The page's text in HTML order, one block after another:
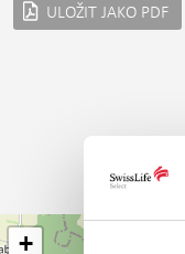
ULOŽIT JAKO PDF
+